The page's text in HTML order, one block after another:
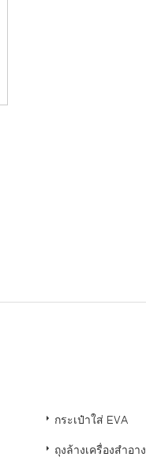
กระเป๋าใส่ EVA
ถุงล้างเครื่องสำอาง